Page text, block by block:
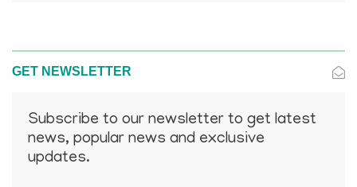
GET NEWSLETTER
Subscribe to our newsletter to get latest
news, popular news and exclusive
updates.